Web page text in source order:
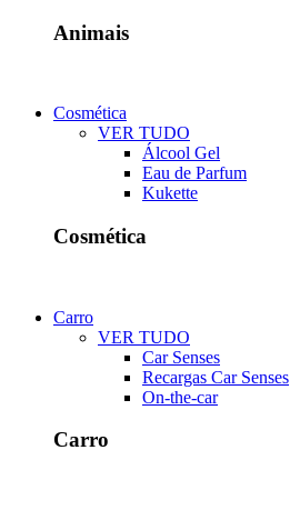
Animais
Cosmética
VER TUDO
Álcool Gel
Eau de Parfum
Kukette
Cosmética
Carro
VER TUDO
Car Senses
Recargas Car Senses
On-the-car
Carro